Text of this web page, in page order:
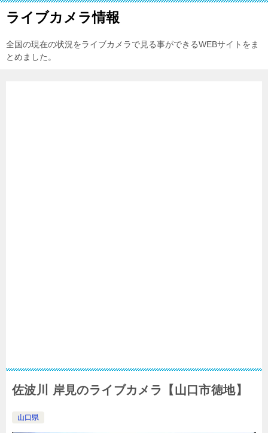
ライブカメラ情報
全国の現在の状況をライブカメラで見る事ができるWEBサイトをま
とめました。
佐波川 岸見のライブカメラ【山口市徳地】
山口県